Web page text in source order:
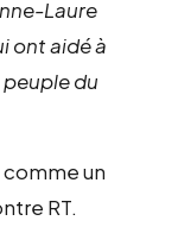
Laure
ont aidé à
du
un
RT.